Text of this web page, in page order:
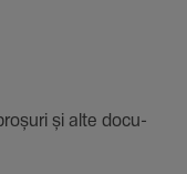
și alte docu­